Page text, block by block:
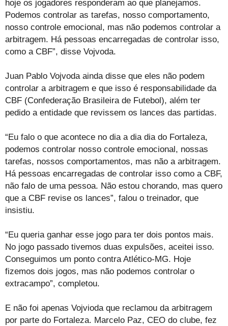
hoje os jogadores responderam ao que planejamos.
Podemos controlar as tarefas, nosso comportamento,
nosso controle emocional, mas não podemos controlar a
arbitragem. Há pessoas encarregadas de controlar isso,
como a CBF”, disse Vojvoda.
Juan Pablo Vojvoda ainda disse que eles não podem
controlar a arbitragem e que isso é responsabilidade da
CBF (Confederação Brasileira de Futebol), além ter
pedido a entidade que revissem os lances das partidas.
“Eu falo o que acontece no dia a dia dia do Fortaleza,
podemos controlar nosso controle emocional, nossas
tarefas, nossos comportamentos, mas não a arbitragem.
Há pessoas encarregadas de controlar isso como a CBF,
não falo de uma pessoa. Não estou chorando, mas quero
que a CBF revise os lances”, falou o treinador, que
insistiu.
“Eu queria ganhar esse jogo para ter dois pontos mais.
No jogo passado tivemos duas expulsões, aceitei isso.
Conseguimos um ponto contra Atlético-MG. Hoje
fizemos dois jogos, mas não podemos controlar o
extracampo”, completou.
E não foi apenas Vojvioda que reclamou da arbitragem
por parte do Fortaleza. Marcelo Paz, CEO do clube, fez